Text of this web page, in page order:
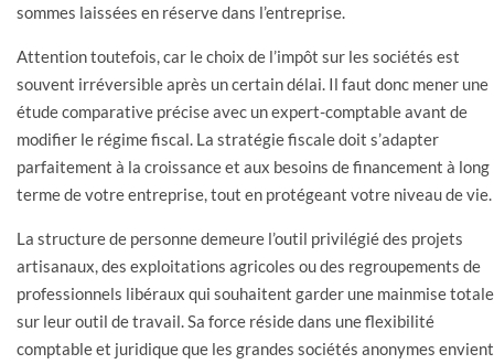
sommes laissées en réserve dans l’entreprise.
Attention toutefois, car le choix de l’impôt sur les sociétés est
souvent irréversible après un certain délai. Il faut donc mener une
étude comparative précise avec un expert-comptable avant de
modifier le régime fiscal. La stratégie fiscale doit s’adapter
parfaitement à la croissance et aux besoins de financement à long
terme de votre entreprise, tout en protégeant votre niveau de vie.
La structure de personne demeure l’outil privilégié des projets
artisanaux, des exploitations agricoles ou des regroupements de
professionnels libéraux qui souhaitent garder une mainmise totale
sur leur outil de travail. Sa force réside dans une flexibilité
comptable et juridique que les grandes sociétés anonymes envient